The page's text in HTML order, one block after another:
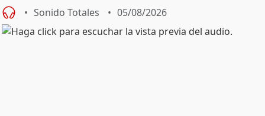
Sonido Totales 05/08/2026